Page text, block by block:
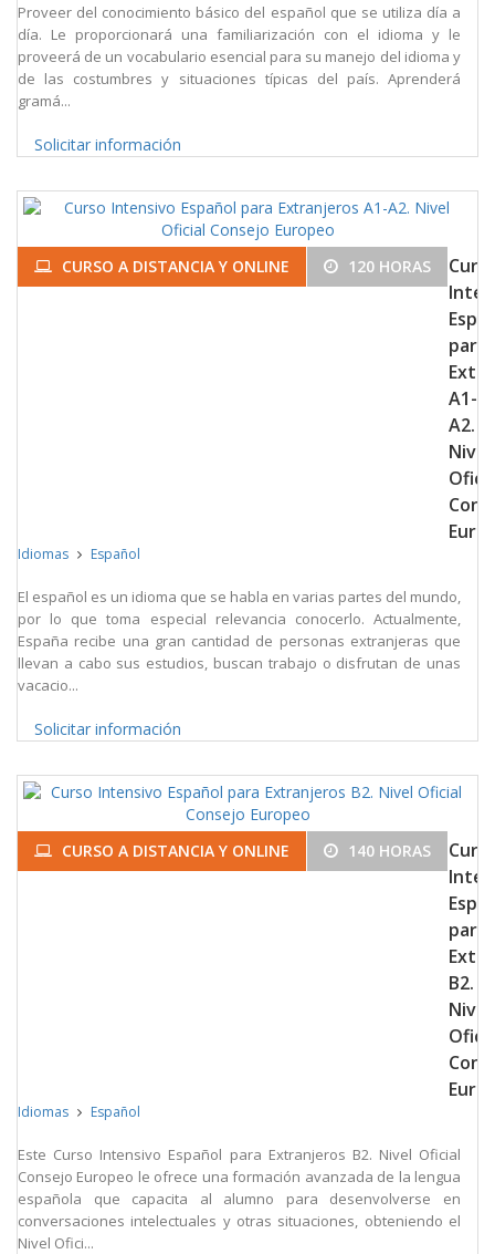
Proveer del conocimiento básico del español que se utiliza día a
día. Le proporcionará una familiarización con el idioma y le
proveerá de un vocabulario esencial para su manejo del idioma y
de las costumbres y situaciones típicas del país. Aprenderá
gramá...
Solicitar información
CURSO A DISTANCIA Y ONLINE 120 HORAS
para
A1-
A2.
Nivel
Idiomas Español
El español es un idioma que se habla en varias partes del mundo,
por lo que toma especial relevancia conocerlo. Actualmente,
España recibe una gran cantidad de personas extranjeras que
llevan a cabo sus estudios, buscan trabajo o disfrutan de unas
vacacio...
Solicitar información
CURSO A DISTANCIA Y ONLINE 140 HORAS
para
B2.
Nivel
Idiomas Español
Este Curso Intensivo Español para Extranjeros B2. Nivel Oficial
Consejo Europeo le ofrece una formación avanzada de la lengua
española que capacita al alumno para desenvolverse en
conversaciones intelectuales y otras situaciones, obteniendo el
Nivel Ofici...